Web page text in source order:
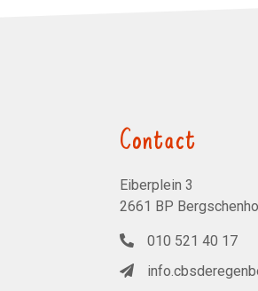
Contact
Eiberplein 3
2661 BP
010 521 40 17